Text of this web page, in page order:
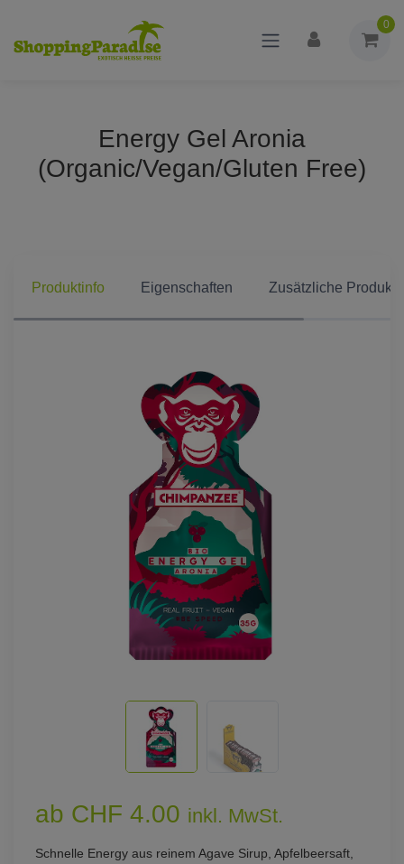
0
Energy Gel Aronia
(Organic/Vegan/Gluten Free)
Produktinfo Eigenschaften Zusätzliche
ab CHF 4.00 inkl. MwSt.
Schnelle Energy aus reinem Agave Sirup, Apfelbeersaft,